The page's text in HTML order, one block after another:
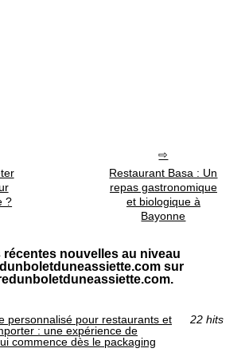
?
Restaurant Basa : Un
repas gastronomique
et biologique à
Bayonne
récentes nouvelles au niveau
sur
personnalisé pour restaurants et
: une expérience de
commence dès le packaging
22 hits